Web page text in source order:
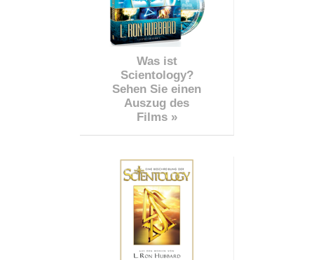
Was ist
Scientology?
Sehen Sie einen
Auszug des
Films »